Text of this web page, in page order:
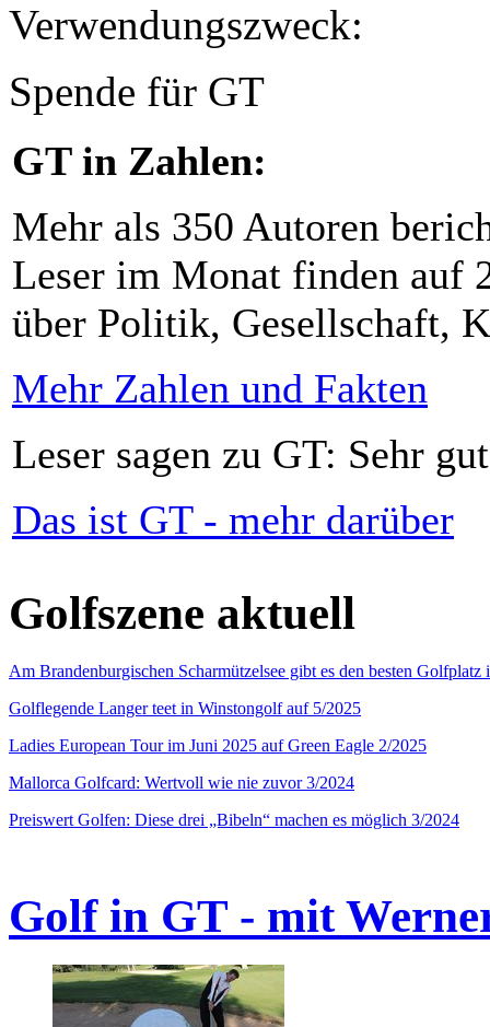
Verwendungszweck:
Spende für GT
GT in Zahlen:
Mehr als 350 Autoren
Leser im Monat finden auf
über Politik, Gesellschaft,
Mehr Zahlen und Fakten
Leser sagen zu GT: Sehr
Das ist GT - mehr darüber
Golfszene aktuell
Am Brandenburgischen Scharmützelsee gibt es den besten
Golflegende Langer teet in Winstongolf auf 5/2025
Ladies European Tour im Juni 2025 auf Green Eagle 2/2025
Mallorca Golfcard: Wertvoll wie nie zuvor 3/2024
Preiswert Golfen: Diese drei „Bibeln“ machen es möglich 3/2024
Golf in GT - mit